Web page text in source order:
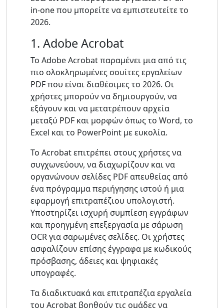
in-one που μπορείτε να εμπιστευτείτε το
2026.
1. Adobe Acrobat
Το Adobe Acrobat παραμένει μια από τις
πιο ολοκληρωμένες σουίτες εργαλείων
PDF που είναι διαθέσιμες το 2026. Οι
χρήστες μπορούν να δημιουργούν, να
εξάγουν και να μετατρέπουν αρχεία
μεταξύ PDF και μορφών όπως το Word, το
Excel και το PowerPoint με ευκολία.
Το Acrobat επιτρέπει στους χρήστες να
συγχωνεύουν, να διαχωρίζουν και να
οργανώνουν σελίδες PDF απευθείας από
ένα πρόγραμμα περιήγησης ιστού ή μια
εφαρμογή επιτραπέζιου υπολογιστή.
Υποστηρίζει ισχυρή συμπίεση εγγράφων
και προηγμένη επεξεργασία με σάρωση
OCR για σαρωμένες σελίδες. Οι χρήστες
ασφαλίζουν επίσης έγγραφα με κωδικούς
πρόσβασης, άδειες και ψηφιακές
υπογραφές.
Τα διαδικτυακά και επιτραπέζια εργαλεία
του Acrobat βοηθούν τις ομάδες να